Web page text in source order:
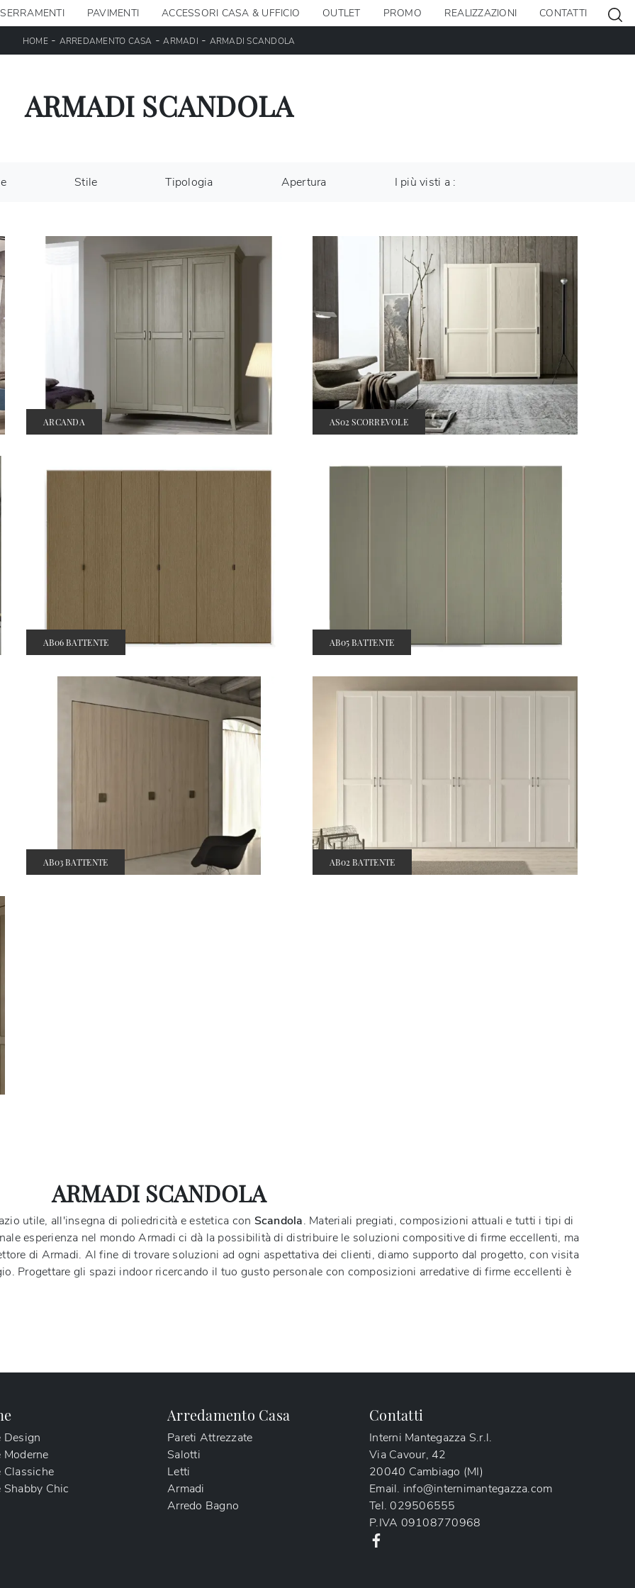
SERRAMENTI PAVIMENTI ACCESSORI CASA & UFFICIO OUTLET PROMO REALIZZAZIONI CONTATTI
HOME- ARREDAMENTO CASA -ARMADI - ARMADI SCANDOLA
ARMADI SCANDOLA
Stile Tipologia Apertura I più visti a :
ARCANDA AS02 SCORREVOLE
AB06 BATTENTE AB05 BATTENTE
AB03 BATTENTE AB02 BATTENTE
ARMADI SCANDOLA
utile, all'insegna di poliedricità e estetica con Scandola. Materiali pregiati, composizioni attuali e tutti i tipi di
esperienza nel mondo Armadi ci dà la possibilità di distribuire le soluzioni compositive di firme eccellenti, ma
di Armadi. Al fine di trovare soluzioni ad ogni aspettativa dei clienti, diamo supporto dal progetto, con visita
Progettare gli spazi indoor ricercando il tuo gusto personale con composizioni arredative di firme eccellenti è
Design
Moderne
Classiche
Shabby Chic
Arredamento Casa
Pareti Attrezzate
Salotti
Letti
Armadi
Arredo Bagno
Contatti
Interni Mantegazza S.r.l.
Via Cavour, 42
20040 Cambiago (MI)
Email. info@internimantegazza.com
Tel. 029506555
P.IVA 09108770968